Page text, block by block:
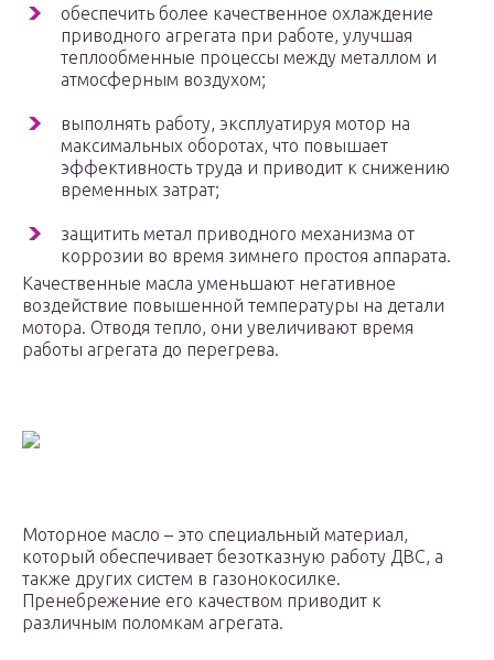
обеспечить более качественное охлаждение
приводного агрегата при работе, улучшая
теплообменные процессы между металлом и
атмосферным воздухом;
выполнять работу, эксплуатируя мотор на
максимальных оборотах, что повышает
эффективность труда и приводит к снижению
временных затрат;
защитить метал приводного механизма от
коррозии во время зимнего простоя аппарата.
Качественные масла уменьшают негативное
воздействие повышенной температуры на детали
мотора. Отводя тепло, они увеличивают время
работы агрегата до перегрева.
Моторное масло – это специальный материал,
который обеспечивает безотказную работу ДВС, а
также других систем в газонокосилке.
Пренебрежение его качеством приводит к
различным поломкам агрегата.